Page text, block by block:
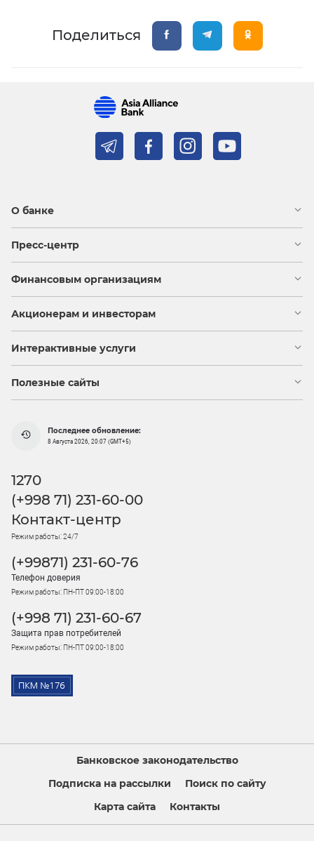
Поделиться
О банке
Пресс-центр
Финансовым организациям
Акционерам и инвесторам
Интерактивные услуги
Полезные сайты
Последнее обновление:
8 Августа 2026, 20:07 (GMT+5)
1270
(+998 71) 231-60-00
Контакт-центр
Режим работы: 24/7
(+99871) 231-60-76
Телефон доверия
Режим работы: ПН-ПТ 09:00-18:00
(+998 71) 231-60-67
Защита прав потребителей
Режим работы: ПН-ПТ 09:00-18:00
Банковское законодательство
Подписка на рассылки
Поиск по сайту
Карта сайта
Контакты